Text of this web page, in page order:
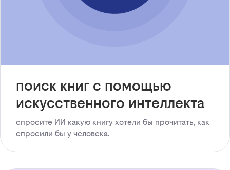
поиск книг с помощью
искусственного интеллекта
спросите ИИ какую книгу хотели бы прочитать, как
спросили бы у человека.